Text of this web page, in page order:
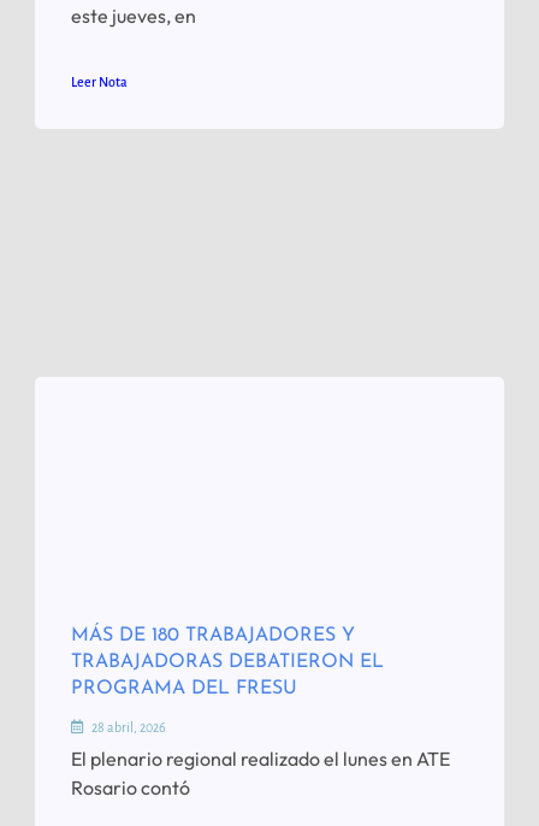
este jueves, en
Leer Nota
MÁS DE 180 TRABAJADORES Y
TRABAJADORAS DEBATIERON EL
PROGRAMA DEL FRESU
28 abril, 2026
El plenario regional realizado el lunes en ATE
Rosario contó